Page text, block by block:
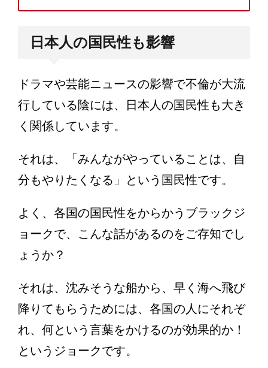
日本人の国民性も影響
ドラマや芸能ニュースの影響で不倫が大流
行している陰には、日本人の国民性も大き
く関係しています。
それは、「みんながやっていることは、自
分もやりたくなる」という国民性です。
よく、各国の国民性をからかうブラックジ
ョークで、こんな話があるのをご存知でし
ょうか？
それは、沈みそうな船から、早く海へ飛び
降りてもらうためには、各国の人にそれぞ
れ、何という言葉をかけるのが効果的か！
というジョークです。